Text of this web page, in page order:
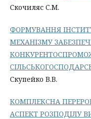
Скочиляс С.М.
ФОРМУВАННЯ
МЕХАНІЗМУ
Скупейко В.В.
КОМПЛЕКСНА
АСПЕКТ РОЗПОДІЛУ